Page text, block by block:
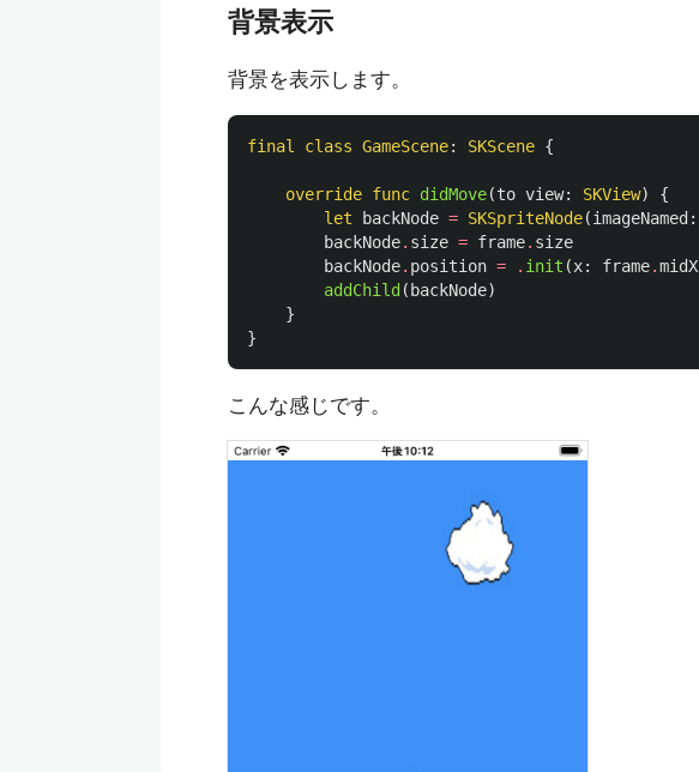
背景表示
背景を表示します。
final class GameScene: SKScene {
override func didMove(to view: SKView)
{
let
backNode = SKSpriteNode(imageNamed :
backNode. size = frame. size
backNode. position = . init (x: frame.midX
addChild ( backNode)
}
}
こんな感じです。